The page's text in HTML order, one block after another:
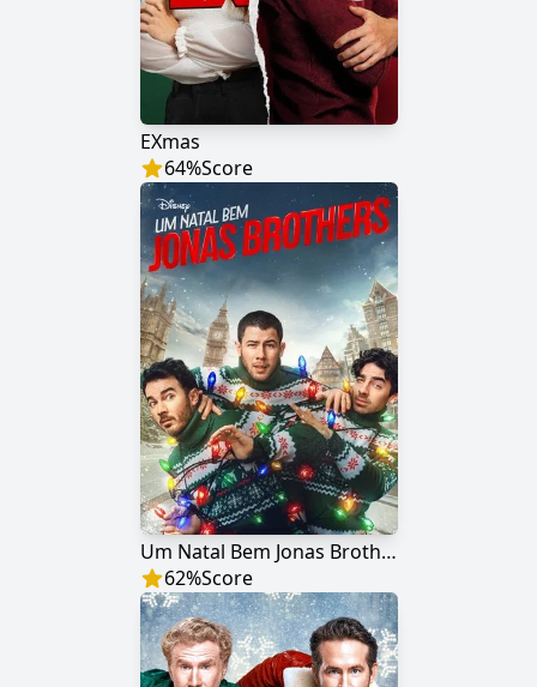
EXmas
64%Score
Um Natal Bem Jonas Brothers
62%Score